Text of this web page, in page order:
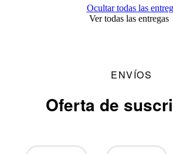
Ocultar todas las
Ver todas las entregas
ENVÍOS
Oferta de